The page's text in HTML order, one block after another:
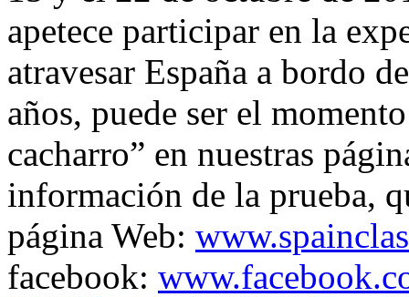
apetece participar en la
atravesar España a bordo
años, puede ser el
cacharro” en nuestras
información de la prueba,
página Web:
facebook: